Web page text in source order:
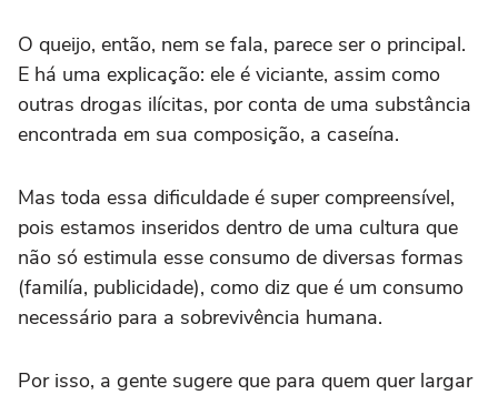
O queijo, então, nem se fala, parece ser o principal.
E há uma explicação: ele é viciante, assim como
outras drogas ilícitas, por conta de uma substância
encontrada em sua composição, a caseína.
Mas toda essa dificuldade é super compreensível,
pois estamos inseridos dentro de uma cultura que
não só estimula esse consumo de diversas formas
(familía, publicidade), como diz que é um consumo
necessário para a sobrevivência humana.
Por isso, a gente sugere que para quem quer largar